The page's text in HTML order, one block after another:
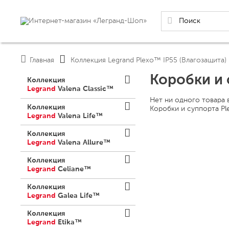
Коробки и
Нет ни одного товара
Коробки и суппорта
Коллекция
Legrand Valena Classic™
Коллекция
Legrand Valena Life™
Коллекция
Legrand Valena Allure™
Коллекция
Legrand Celiane™
Механизмы Celiane (обычные)
Механизмы
выключателей
Лампочки подсветки для
выключателей.
Коллекция
Legrand Galea Life™
Механизмы Galea Life™
Механизмы
Коллекция
Legrand
Etika™
Главная Коллекция Legrand Plexo™ IP55 (Влагозащита)